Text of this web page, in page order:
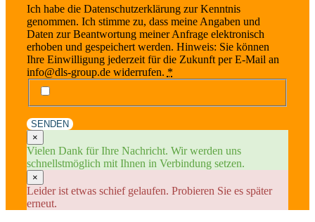
Ich habe die Datenschutzerklärung zur Kenntnis
genommen. Ich stimme zu, dass meine Angaben und
Daten zur Beantwortung meiner Anfrage elektronisch
erhoben und gespeichert werden. Hinweis: Sie können
Ihre Einwilligung jederzeit für die Zukunft per E-Mail an
info@dls-group.de widerrufen. *
SENDEN
×
Vielen Dank für Ihre Nachricht. Wir werden uns
schnellstmöglich mit Ihnen in Verbindung setzen.
×
Leider ist etwas schief gelaufen. Probieren Sie es später
erneut.